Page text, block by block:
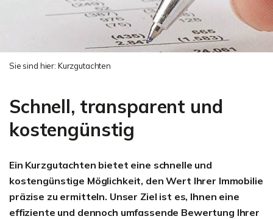
Sie sind hier: Kurzgutachten
Schnell, transparent und
kostengünstig
Ein Kurzgutachten bietet eine schnelle und
kostengünstige Möglichkeit, den Wert Ihrer Immobilie
präzise zu ermitteln. Unser Ziel ist es, Ihnen eine
effiziente und dennoch umfassende Bewertung Ihrer